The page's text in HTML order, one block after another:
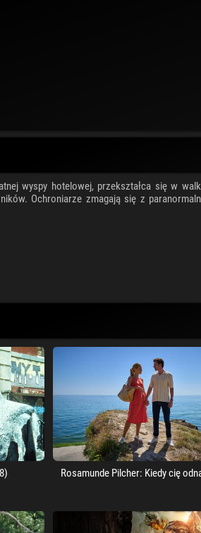
wyspy hotelowej, przekształca się w
Ochroniarze zmagają się z
Rosamunde Pilcher: Kiedy cię